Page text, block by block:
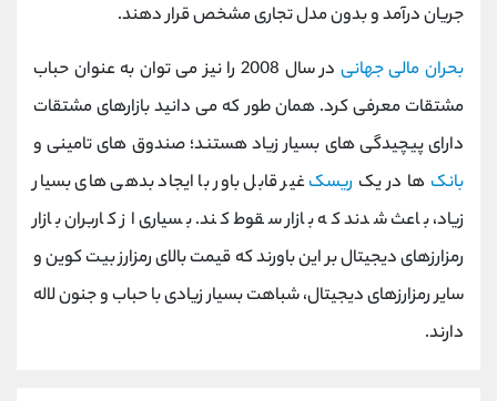
جریان درآمد و بدون مدل تجاری مشخص قرار دهند.
بحران مالی جهانی
در سال 2008 را نیز می توان به عنوان حباب
مشتقات معرفی کرد. همان طور که می دانید بازارهای مشتقات
دارای پیچیدگی های بسیار زیاد هستند؛ صندوق های تامینی و
بانک ها در یک ریسکغیر قابل باور با ایجاد بدهی های بسیار
زیاد، باعث شدند که بازار سقوط کند. بسیاری از کاربران بازار
رمزارزهای دیجیتال بر این باورند که قیمت بالای رمزارز بیت کوین و
سایر رمزارزهای دیجیتال، شباهت بسیار زیادی با حباب و جنون لاله
دارند.